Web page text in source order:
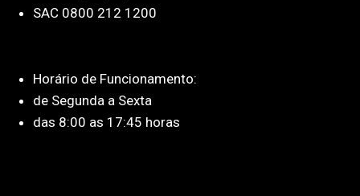
SAC 0800 212 1200
Horário de Funcionamento:
de Segunda a Sexta
das 8:00 as 17:45 horas